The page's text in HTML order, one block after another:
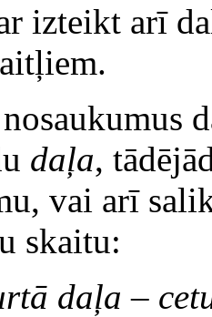
izteikt arī
daļa,
vai arī
skaitu:
daļa –